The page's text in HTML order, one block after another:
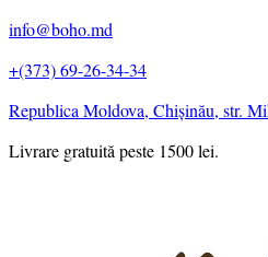
info@boho.md
+(373) 69-26-34-34
Republica Moldova, Chișinău, str.
Livrare gratuită peste 1500 lei.